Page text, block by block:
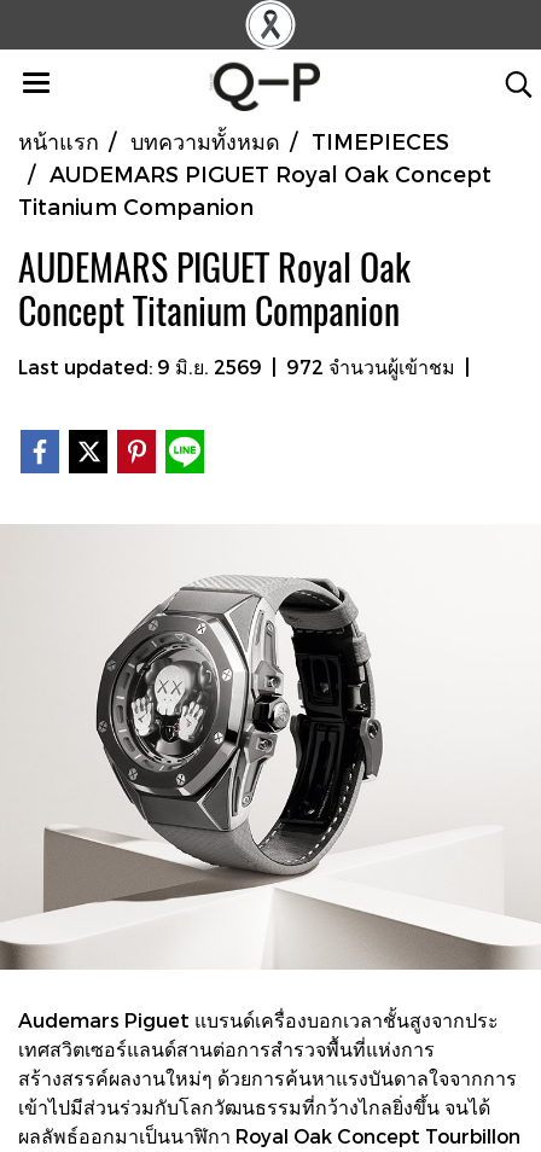
หน้าแรก บทความทั้งหมด
TIMEPIECES
AUDEMARS PIGUET Royal Oak Concept
Titanium Companion
AUDEMARS PIGUET Royal Oak
Concept Titanium Companion
Last updated: 9 มิ.ย. 2569 972 จำนวนผู้เข้าชม
Audemars Piguet แบรนด์เครื่องบอกเวลาชั้นสูงจากประ
เทศสวิตเซอร์แลนด์สานต่อการสํารวจพื้นที่แห่งการ
สร้างสรรค์ผลงานใหม่ๆ ด้วยการค้นหาแรงบันดาลใจจากการ
เข้าไปมีส่วนร่วมกับโลกวัฒนธรรมที่กว้างไกลยิ่งขึ้น จนได้
ผลลัพธ์ออกมาเป็นนาฬิกา Royal Oak Concept Tourbillon